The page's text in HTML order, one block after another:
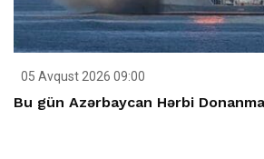
05 Avqust 2026 09:00
Bu gün Azərbaycan Hərbi